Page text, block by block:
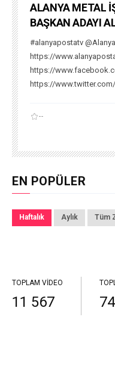
ALANYA METAL
BAŞKAN ADAYI
#alanyapostatv
https://
https://
https://
--
EN POPÜLER
Haftalık Aylık Tüm
TOPLAM VIDEO
11 567